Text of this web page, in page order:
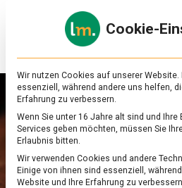
Cookie-
Wir nutzen Cookies auf unserer Website.
essenziell, während andere uns helfen,
Erfahrung zu verbessern.
Wenn Sie unter 16 Jahre alt sind und
Services geben möchten, müssen Sie
Erlaubnis bitten.
Wir verwenden Cookies und andere
Einige von ihnen sind essenziell,
Website und Ihre Erfahrung zu